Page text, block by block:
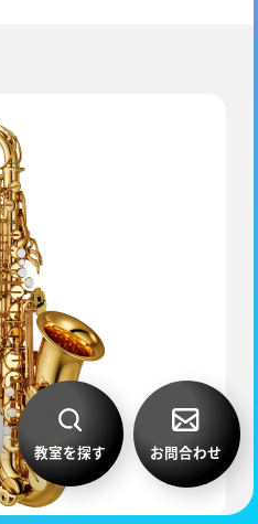
教室を探す お問合わせ